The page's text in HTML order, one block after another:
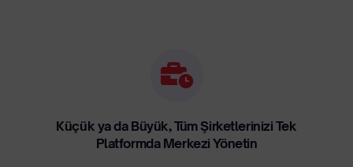
Küçük ya da Büyük, Tüm Şirketlerinizi Tek
Platformda Merkezi Yönetin